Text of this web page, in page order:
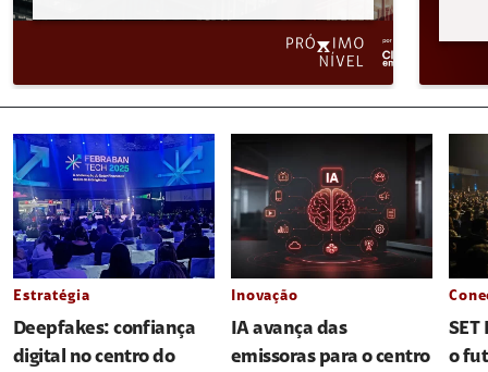
Estratégia
Deepfakes: confiança
digital no centro do
Inovação
IA avança das
emissoras para o centro
SET
o